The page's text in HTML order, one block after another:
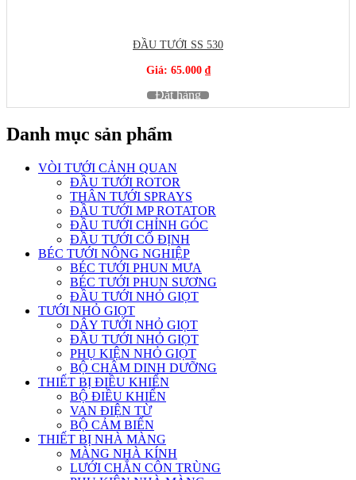
ĐẦU TƯỚI SS 530
Giá: 65.000 ₫
Đặt hàng
Danh mục sản phẩm
VÒI TƯỚI CẢNH QUAN
ĐẦU TƯỚI ROTOR
THÂN TƯỚI SPRAYS
ĐẦU TƯỚI MP ROTATOR
ĐẦU TƯỚI CHỈNH GÓC
ĐẦU TƯỚI CỐ ĐỊNH
BÉC TƯỚI NÔNG NGHIỆP
BÉC TƯỚI PHUN MƯA
BÉC TƯỚI PHUN SƯƠNG
ĐẦU TƯỚI NHỎ GIỌT
TƯỚI NHỎ GIỌT
DÂY TƯỚI NHỎ GIỌT
ĐẦU TƯỚI NHỎ GIỌT
PHỤ KIỆN NHỎ GIỌT
BỘ CHÂM DINH DƯỠNG
THIẾT BỊ ĐIỀU KHIỂN
BỘ ĐIỀU KHIỂN
VAN ĐIỆN TỪ
BỘ CẢM BIẾN
THIẾT BỊ NHÀ MÀNG
MÀNG NHÀ KÍNH
LƯỚI CHẮN CÔN TRÙNG